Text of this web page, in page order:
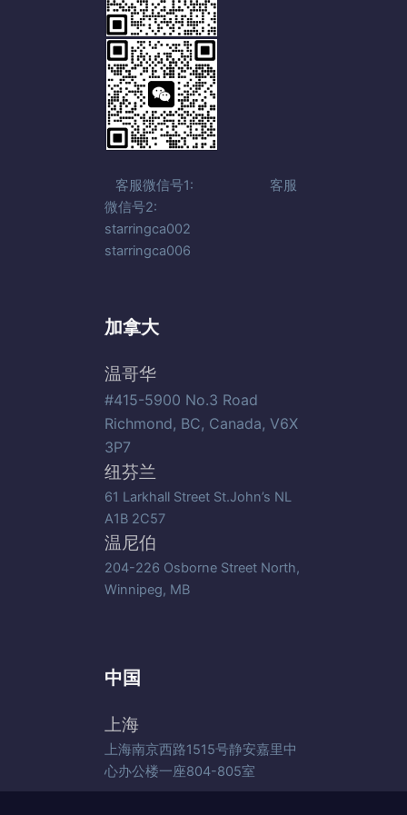
客服微信号1: 客服
微信号2:
starringca002
starringca006
加拿大
温哥华
#415-5900 No.3 Road
Richmond, BC, Canada, V6X
3P7
纽芬兰
61 Larkhall Street St.John’s NL
A1B 2C57
温尼伯
204-226 Osborne Street North,
Winnipeg, MB
中国
上海
上海南京西路1515号静安嘉里中
心办公楼一座804-805室